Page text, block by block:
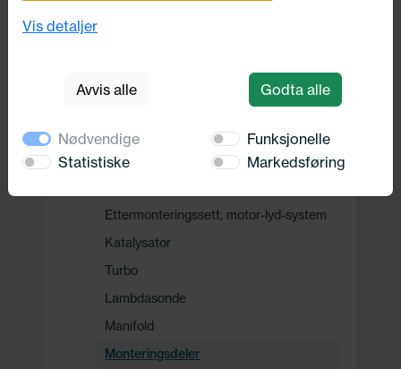
Drivstoff system
Eksospotte
Eksospottesystem komplett
Ettermonteringssett, motor-lyd-system
Katalysator
Turbo
Lambdasonde
Manifold
Monteringsdeler
Vis detaljer
Avvis alle Godta alle
Nødvendige
Funksjonelle
Statistiske
Markedsføring